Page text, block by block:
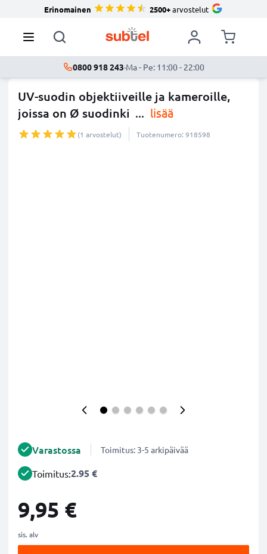
Erinomainen 2500+arvostelut
0800 918 243·Ma - Pe: 11:00 - 22:00
UV-suodin objektiiveille ja kameroille,
joissa on Ø suodinki ... lisää
(1 arvostelut) Tuotenumero: 918598
Varastossa Toimitus: 3-5 arkipäivää
Toimitus:2.95 €
9,95 €
sis. alv